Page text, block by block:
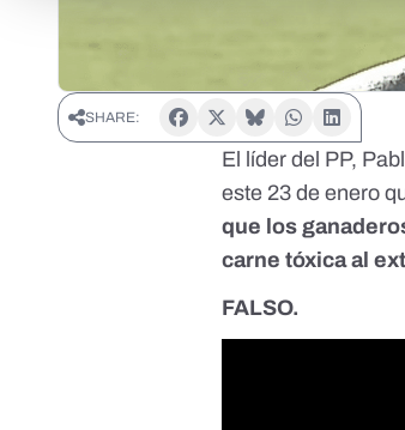
SHARE:
El líder del PP,
este 23 de enero
que los
carne tóxica al
FALSO.